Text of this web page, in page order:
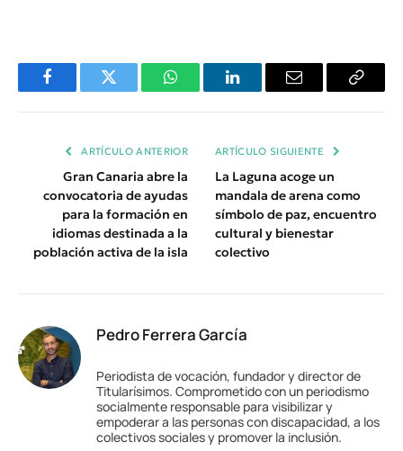
FacebookTwitter WhatsAppLinkedInEmail
Copiar
ARTÍCULO ANTERIOR
Gran Canaria abre la
convocatoria de ayudas
para la formación en
idiomas destinada a la
población activa de la isla
ARTÍCULO SIGUIENTE
La Laguna acoge un
mandala de arena como
símbolo de paz, encuentro
cultural y bienestar
colectivo
Pedro Ferrera García
Periodista de vocación, fundador y director de
Titularísimos. Comprometido con un periodismo
socialmente responsable para visibilizar y
empoderar a las personas con discapacidad, a los
colectivos sociales y promover la inclusión.